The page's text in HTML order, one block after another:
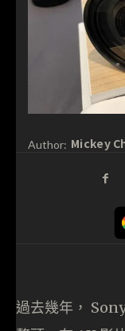
Author: Mickey
過去幾年，